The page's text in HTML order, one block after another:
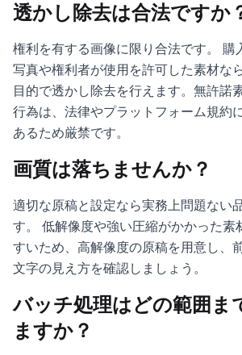
透かし除去は合法ですか
権利を有する画像に限り合法です。 購
写真や権利者が使用を許可した素材な
目的で透かし除去を行えます。無許諾
行為は、法律やプラットフォーム規約
あるため厳禁です。
画質は落ちませんか？
適切な原稿と設定なら実務上問題ない
す。 低解像度や強い圧縮がかかった素
すいため、高解像度の原稿を用意し、
文字の見え方を確認しましょう。
バッチ処理はどの範囲ま
ますか？